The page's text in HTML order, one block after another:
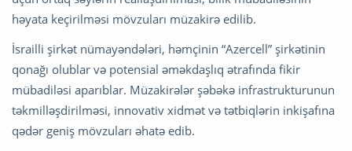
həyata keçirilməsi mövzuları müzakirə edilib.
İsrailli şirkət nümayəndələri, həmçinin “Azercell” şirkətinin
qonağı olublar və potensial əməkdaşlıq ətrafında fikir
mübadiləsi aparıblar. Müzakirələr şəbəkə infrastrukturunun
təkmilləşdirilməsi, innovativ xidmət və tətbiqlərin inkişafına
qədər geniş mövzuları əhatə edib.